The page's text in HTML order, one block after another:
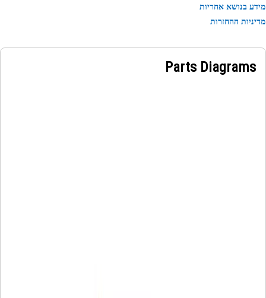
בנושא אחריות
ההחזרות
Parts Diagrams